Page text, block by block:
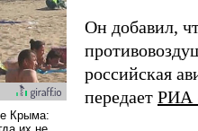
Он добавил,
российская
передает РИА